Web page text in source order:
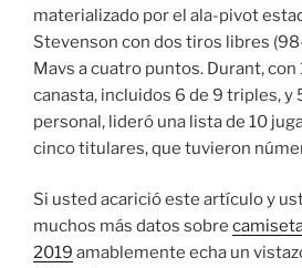
materializado por el ala-pivot
Stevenson con dos tiros libres
Mavs a cuatro puntos. Durant, con
canasta, incluidos 6 de 9 triples, y
personal, lideró una lista de 10
cinco titulares, que tuvieron
Si usted acarició este artículo y
muchos más datos sobre
2019 amablemente echa un